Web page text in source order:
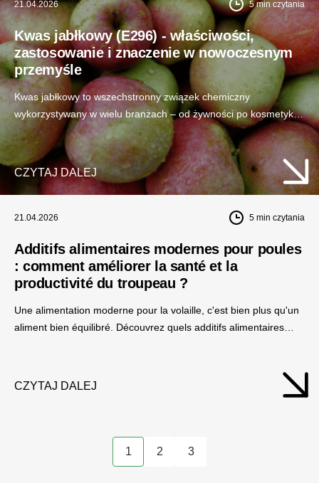
21.04.2026 5min czytania
Kwas jabłkowy (E296) - właściwości,
zastosowanie i znaczenie w nowoczesnym
przemyśle
Kwas jabłkowy to wszechstronny związek chemiczny
wykorzystywany w wielu branżach – od żywności po kosmetyki.
Sprawdź, jakie ma właściwości i dlaczego odgrywa tak ważną
rolę w nowoczesnej technologii.
CZYTAJ DALEJ
21.04.2026 5 min czytania
Additifs alimentaires modernes pour poules
: comment améliorer la santé et la
productivité du troupeau ?
Une alimentation moderne pour la volaille, c'est bien plus qu'un
aliment bien équilibré. Découvrez quels additifs alimentaires
CZYTAJ DALEJ
1 2 3